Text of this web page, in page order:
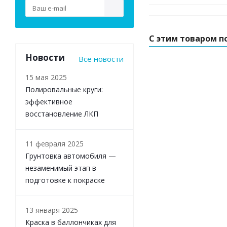
С этим товаром
Новости Все новости
15 мая 2025
Полировальные круги:
эффективное
восстановление ЛКП
11 февраля 2025
Грунтовка автомобиля —
незаменимый этап в
подготовке к покраске
13 января 2025
Краска в баллончиках для